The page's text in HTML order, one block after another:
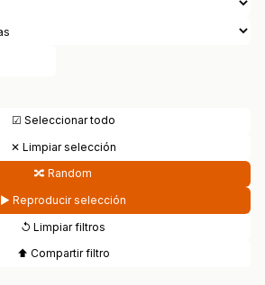
☑ Seleccionar todo
✕ Limpiar selección
🔀 Random
▶ Reproducir selección
↺ Limpiar filtros
⬆ Compartir filtro